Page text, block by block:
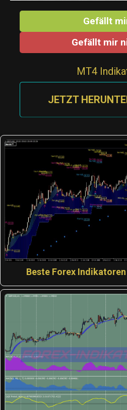
Gefällt
Gefällt mir
MT4
JETZT
Beste Forex